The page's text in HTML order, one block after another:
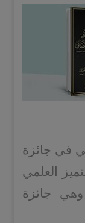
في جائزة
العلمي
1438هـ)، وهي جائزة